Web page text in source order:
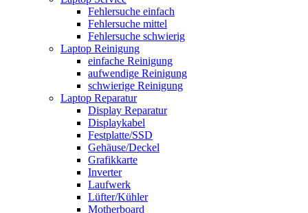
Fehlersuche einfach
Fehlersuche mittel
Fehlersuche schwierig
Laptop Reinigung
einfache Reinigung
aufwendige Reinigung
schwierige Reinigung
Laptop Reparatur
Display Reparatur
Displaykabel
Festplatte/SSD
Gehäuse/Deckel
Grafikkarte
Inverter
Laufwerk
Lüfter/Kühler
Motherboard